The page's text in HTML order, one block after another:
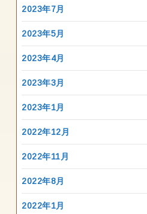
2023年7月
2023年5月
2023年4月
2023年3月
2023年1月
2022年12月
2022年11月
2022年8月
2022年1月